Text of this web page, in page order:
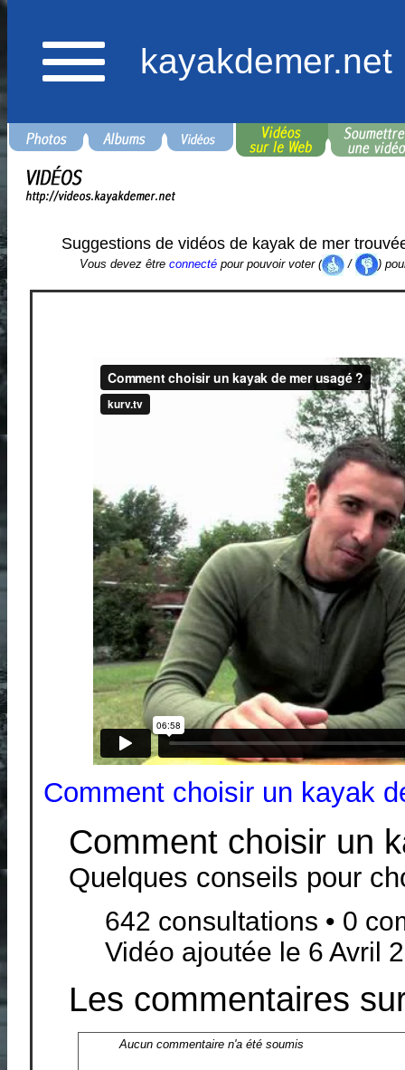
kayakdemer.net
Suggestions de vidéos de kayak de mer
Vous devez être connectépour pouvoir voter ( / )
Comment choisir un kayak
Comment choisir un
Quelques conseils pour
642 consultations • 0
Vidéo ajoutée le 6 Avril
Les commentaires
Aucun commentaire n'a été soumis